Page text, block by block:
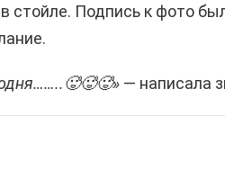
стойле. Подпись к фото
— написала